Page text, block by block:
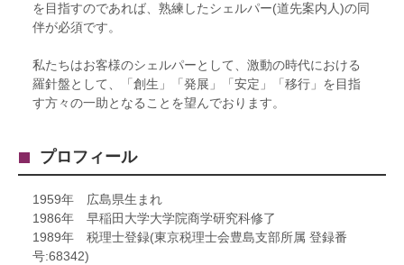
を目指すのであれば、熟練したシェルパー(道先案内人)の同
伴が必須です。
私たちはお客様のシェルパーとして、激動の時代における
羅針盤として、「創生」「発展」「安定」「移行」を目指
す方々の一助となることを望んでおります。
プロフィール
1959年 広島県生まれ
1986年 早稲田大学大学院商学研究科修了
1989年 税理士登録(東京税理士会豊島支部所属 登録番
号:68342)